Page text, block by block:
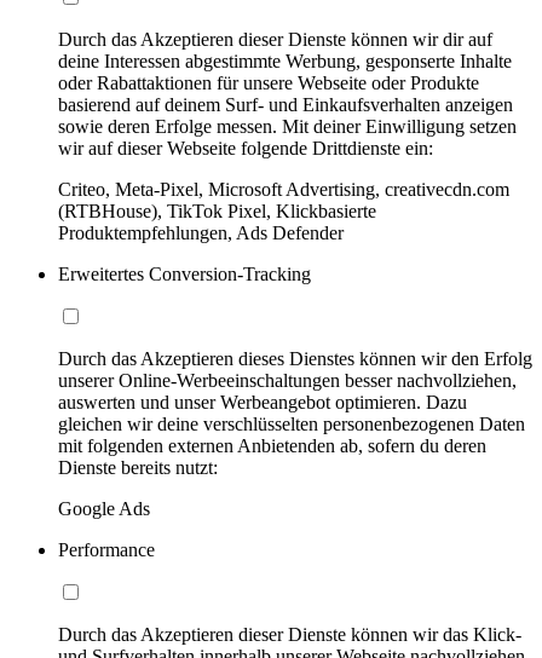
Durch das Akzeptieren dieser Dienste können wir dir auf
deine Interessen abgestimmte Werbung, gesponserte Inhalte
oder Rabattaktionen für unsere Webseite oder Produkte
basierend auf deinem Surf- und Einkaufsverhalten anzeigen
sowie deren Erfolge messen. Mit deiner Einwilligung setzen
wir auf dieser Webseite folgende Drittdienste ein:
Criteo, Meta-Pixel, Microsoft Advertising, creativecdn.com
(RTBHouse), TikTok Pixel, Klickbasierte
Produktempfehlungen, Ads Defender
Erweitertes Conversion-Tracking
Durch das Akzeptieren dieses Dienstes können wir den Erfolg
unserer Online-Werbeeinschaltungen besser nachvollziehen,
auswerten und unser Werbeangebot optimieren. Dazu
gleichen wir deine verschlüsselten personenbezogenen Daten
mit folgenden externen Anbietenden ab, sofern du deren
Dienste bereits nutzt:
Google Ads
Performance
Durch das Akzeptieren dieser Dienste können wir das Klick-